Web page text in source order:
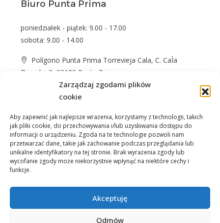
Zarządzaj zgodami plików
cookie
Aby zapewnić jak najlepsze wrażenia, korzystamy z technologii, takich
jak pliki cookie, do przechowywania i/lub uzyskiwania dostępu do
informacji o urządzeniu. Zgoda na te technologie pozwoli nam
przetwarzać dane, takie jak zachowanie podczas przeglądania lub
unikalne identyfikatory na tej stronie. Brak wyrażenia zgody lub
wycofanie zgody może niekorzystnie wpłynąć na niektóre cechy i
funkcje.
Akceptuję
Odmów
Biuro Punta Prima
poniedziałek - piątek: 9.00 - 17.00
sobota: 9.00 - 14.00
Polígono Punta Prima Torrevieja Cala, C. CaÌa
Dorada, 3, 03189 Punta Prima
+48 574 622 365
info@casprom.es
Nieruchomości